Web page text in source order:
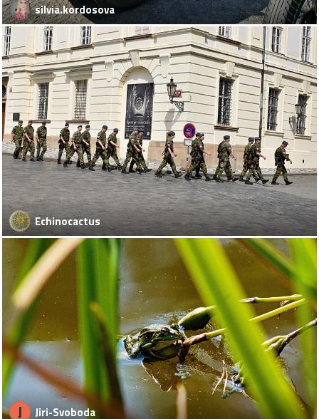
silvia.kordosova
Echinocactus
J Jiri-Svoboda